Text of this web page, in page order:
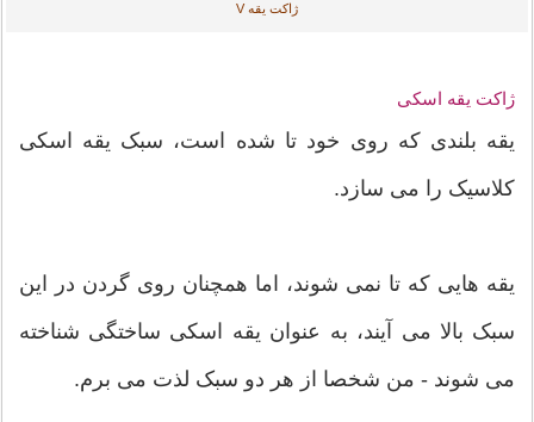
ژاکت یقه V
ژاکت یقه اسکی
یقه بلندی که روی خود تا شده است، سبک یقه اسکی
کلاسیک را می سازد.
یقه هایی که تا نمی شوند، اما همچنان روی گردن در این
سبک بالا می آیند، به عنوان یقه اسکی ساختگی شناخته
می شوند - من شخصا از هر دو سبک لذت می برم.